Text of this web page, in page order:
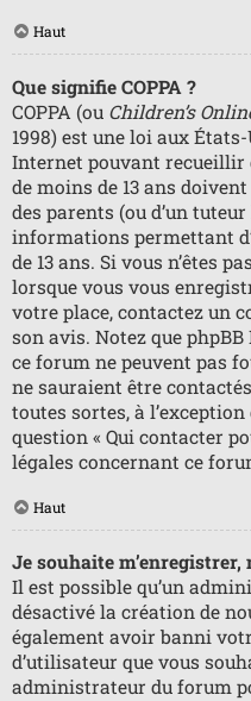
Haut
Que signifie COPPA ?
COPPA (ou Children’s
1998) est une loi aux
Internet pouvant recueillir
de moins de 13 ans
des parents (ou d’un
informations permettant
de 13 ans. Si vous n’êtes
lorsque vous vous
votre place, contactez un
son avis. Notez que
ce forum ne peuvent pas
ne sauraient être
toutes sortes, à
question « Qui contacter
légales concernant ce
Haut
Je souhaite m’enregistrer,
Il est possible qu’un
désactivé la création de
également avoir banni
d’utilisateur que vous
administrateur du forum